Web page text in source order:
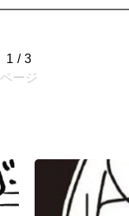
1 / 3
ページ